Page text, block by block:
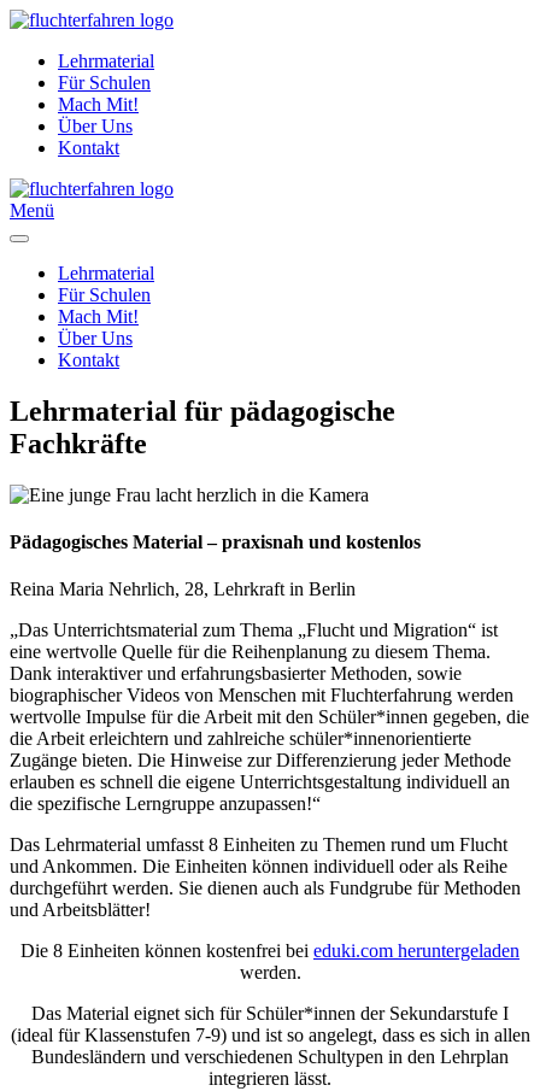
Lehrmaterial
Für Schulen
Mach Mit!
Über Uns
Kontakt
Menü
Lehrmaterial
Für Schulen
Mach Mit!
Über Uns
Kontakt
Lehrmaterial für pädagogische
Fachkräfte
Pädagogisches Material – praxisnah und kostenlos
Reina Maria Nehrlich, 28, Lehrkraft in Berlin
„Das Unterrichtsmaterial zum Thema „Flucht und Migration“ ist
eine wertvolle Quelle für die Reihenplanung zu diesem Thema.
Dank interaktiver und erfahrungsbasierter Methoden, sowie
biographischer Videos von Menschen mit Fluchterfahrung werden
wertvolle Impulse für die Arbeit mit den Schüler*innen gegeben, die
die Arbeit erleichtern und zahlreiche schüler*innenorientierte
Zugänge bieten. Die Hinweise zur Differenzierung jeder Methode
erlauben es schnell die eigene Unterrichtsgestaltung individuell an
die spezifische Lerngruppe anzupassen!“
Das Lehrmaterial umfasst 8 Einheiten zu Themen rund um Flucht
und Ankommen. Die Einheiten können individuell oder als Reihe
durchgeführt werden. Sie dienen auch als Fundgrube für Methoden
und Arbeitsblätter!
Die 8 Einheiten können kostenfrei bei eduki.com heruntergeladen
werden.
Das Material eignet sich für Schüler*innen der Sekundarstufe I
(ideal für Klassenstufen 7-9) und ist so angelegt, dass es sich in allen
Bundesländern und verschiedenen Schultypen in den Lehrplan
integrieren lässt.